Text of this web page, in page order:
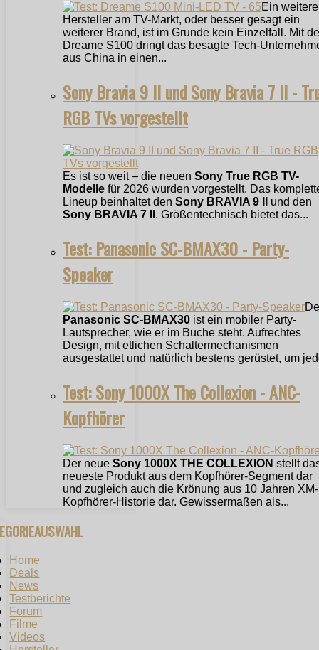
Ein
Hersteller am TV-Markt, oder besser gesagt ein
weiterer Brand, ist im Grunde kein Einzelfall. Mit
Dreame S100 dringt das besagte Tech-
aus China in einen...
Sony Bravia 9 II und Sony Bravia 7 II -
RGB TVs vorgestellt
Es ist so weit – die neuen Sony True RGB TV-
Modelle für 2026 wurden vorgestellt. Das
Lineup beinhaltet den Sony BRAVIA 9 II
und den
Sony BRAVIA 7 II . Größentechnisch bietet das...
Test: Panasonic SC-BMAX30 - Party-
Speaker
Panasonic SC-BMAX30 ist ein mobiler Party-
Lautsprecher, wie er im Buche steht. Aufrechtes
Design, mit etlichen Schaltermechanismen
ausgestattet und natürlich bestens gerüstet, um
Test: Sony 1000X The Collexion - ANC-
Kopfhörer
Der neue Sony 1000X THE COLLEXION stellt
neueste Produkt aus dem Kopfhörer-Segment dar
und zugleich auch die Krönung aus 10 Jahren XM-
Kopfhörer-Historie dar. Gewissermaßen als...
Home
Deals
News
Testberichte
Forum
Filme
Videos